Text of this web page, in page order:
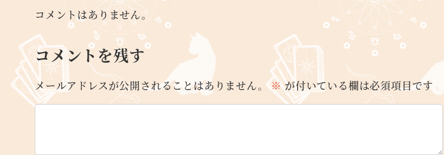
コメントはありません。
コメントを残す
メールアドレスが公開されることはありません。 ※が付いている欄は必須項目です